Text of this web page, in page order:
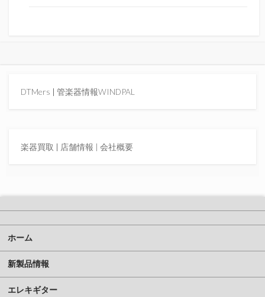
DTMers | 管楽器情報WINDPAL
楽器買取 | 店舗情報 | 会社概要
ホーム
新製品情報
エレキギター